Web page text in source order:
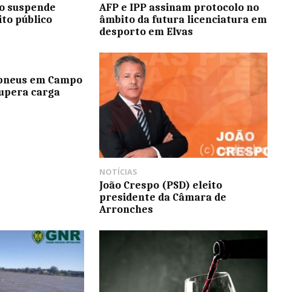
suspende
público
AFP e IPP assinam protocolo no
âmbito da futura licenciatura em
desporto em Elvas
em Campo
carga
NOTÍCIAS
João Crespo (PSD) eleito
presidente da Câmara de
Arronches